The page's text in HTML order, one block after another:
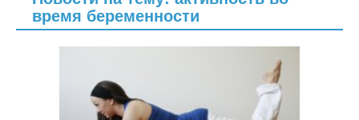
время беременности